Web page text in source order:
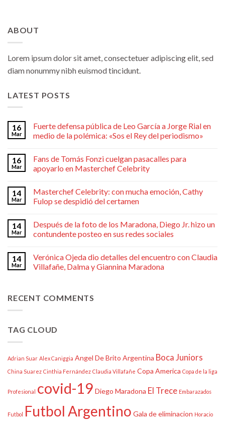
ABOUT
Lorem ipsum dolor sit amet, consectetuer adipiscing elit, sed
diam nonummy nibh euismod tincidunt.
LATEST POSTS
16
Mar
Fuerte defensa pública de Leo García a Jorge Rial en
medio de la polémica: «Sos el Rey del periodismo»
16
Mar
Fans de Tomás Fonzi cuelgan pasacalles para
apoyarlo en Masterchef Celebrity
14
Mar
Masterchef Celebrity: con mucha emoción, Cathy
Fulop se despidió del certamen
14
Mar
Después de la foto de los Maradona, Diego Jr. hizo un
contundente posteo en sus redes sociales
14
Mar
Verónica Ojeda dio detalles del encuentro con Claudia
Villafañe, Dalma y Giannina Maradona
RECENT COMMENTS
TAG CLOUD
Adrian Suar Alex Caniggia Angel De Brito Argentina Boca Juniors
China Suarez Cinthia Fernández Claudia Villafañe Copa America Copa de la liga
Profesional covid-19 Diego Maradona El Trece Embarazados
Futbol Futbol Argentino Gala de eliminacion Horacio